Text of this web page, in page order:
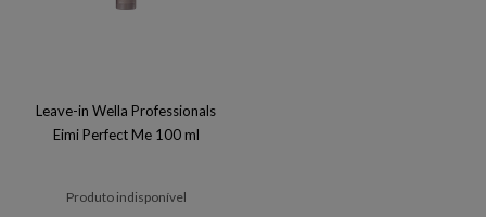
Leave-in Wella Professionals
Eimi Perfect Me 100 ml
Produto indisponível